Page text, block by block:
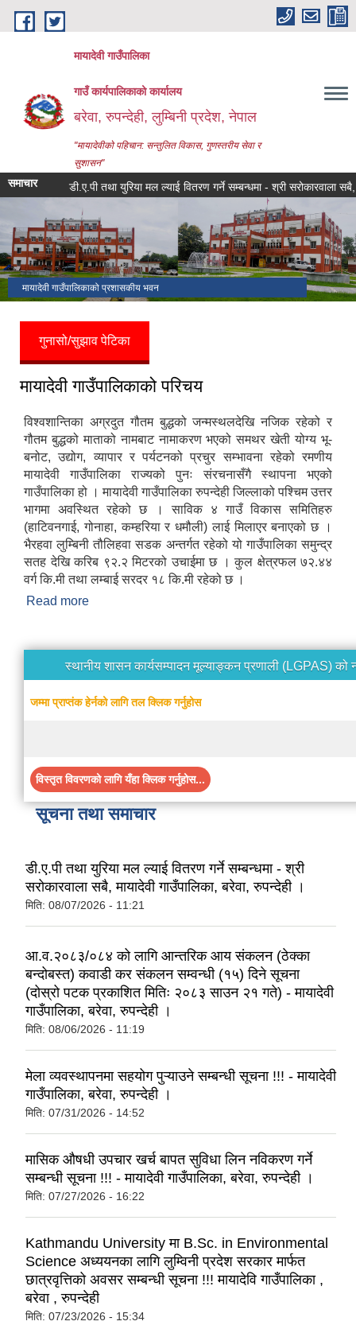
Skip to main content
मायादेवी गाउँपालिका
गाउँ कार्यपालिकाको कार्यालय
बरेवा, रुपन्देही, लुम्बिनी प्रदेश, नेपाल
"मायादेवीको पहिचान: सन्तुलित विकास, गुणस्तरीय सेवा र
सुशासन"
समाचार डी.ए.पी तथा युरिया मल ल्याई वितरण गर्ने सम्बन्धमा - श्री सरोकारवाला सबै,
मायादेवी गाउँपालिकाको प्रशासकीय भवन
गुनासो/सुझाव पेटिका
मायादेवी गाउँपालिकाको परिचय
विश्वशान्तिका अग्रदुत गौतम बुद्धको जन्मस्थलदेखि नजिक रहेको र
गौतम बुद्धको माताको नामबाट नामाकरण भएको समथर खेती योग्य भू-
बनोट, उद्योग, व्यापार र पर्यटनको प्रचुर सम्भावना रहेको रमणीय
मायादेवी गाउँपालिका राज्यको पुनः संरचनासँगै स्थापना भएको
गाउँपालिका हो । मायादेवी गाउँपालिका रुपन्देही जिल्लाको पश्चिम उत्तर
भागमा अवस्थित रहेको छ । साविक ४ गाउँ विकास समितिहरु
(हाटिवनगाई, गोनाहा, कम्हरिया र धमौली) लाई मिलाएर बनाएको छ ।
भैरहवा लुम्बिनी तौलिहवा सडक अन्तर्गत रहेको यो गाउँपालिका समुन्द्र
सतह देखि करिब ९२.२ मिटरको उचाईमा छ । कुल क्षेत्रफल ७२.४४
वर्ग कि.मी तथा लम्बाई सरदर १८ कि.मी रहेको छ ।
Read more
स्थानीय शासन कार्यसम्पादन मूल्याङ्कन प्रणाली (LGPAS) को
जम्मा प्राप्तंक हेर्नको लागि तल क्लिक गर्नुहोस
विस्तृत विवरणको लागि यँहा क्लिक गर्नुहोस...
सूचना तथा समाचार
डी.ए.पी तथा युरिया मल ल्याई वितरण गर्ने सम्बन्धमा - श्री
सरोकारवाला सबै, मायादेवी गाउँपालिका, बरेवा, रुपन्देही ।
मिति: 08/07/2026 - 11:21
आ.व.२०८३/०८४ को लागि आन्तरिक आय संकलन (ठेक्का
बन्दोबस्त) कवाडी कर संकलन सम्वन्धी (१५) दिने सूचना
(दोस्रो पटक प्रकाशित मितिः २०८३ साउन २१ गते) - मायादेवी
गाउँपालिका, बरेवा, रुपन्देही ।
मिति: 08/06/2026 - 11:19
मेला व्यवस्थापनमा सहयोग पुऱ्याउने सम्बन्धी सूचना !!! - मायादेवी
गाउँपालिका, बरेवा, रुपन्देही ।
मिति: 07/31/2026 - 14:52
मासिक औषधी उपचार खर्च बापत सुविधा लिन नविकरण गर्ने
सम्बन्धी सूचना !!! - मायादेवी गाउँपालिका, बरेवा, रुपन्देही ।
मिति: 07/27/2026 - 16:22
Kathmandu University मा B.Sc. in Environmental
Science अध्ययनका लागि लुम्विनी प्रदेश सरकार मार्फत
छात्रवृत्तिको अवसर सम्बन्धी सूचना !!! मायादेवि गाउँपालिका ,
बरेवा , रुपन्देही
मिति: 07/23/2026 - 15:34